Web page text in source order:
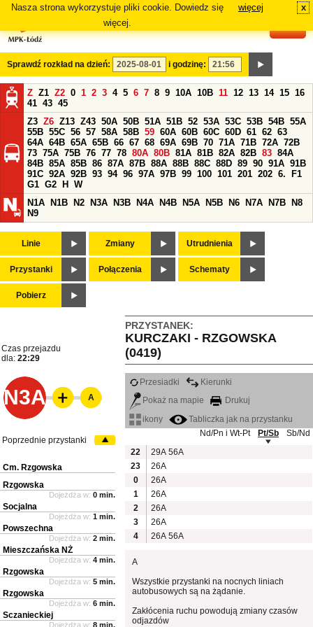
Nasza strona wykorzystuje pliki cookie. Dowiedz się
więcej.
więcej x
Sprawdź rozkład na dzień: i godzinę:
Z Z1 Z2 0 1 2 3 4 5 6 7 8 9 10A 10B 11 12 13 14 15 16
41 43 45
Z3 Z6 Z13 Z43 50A 50B 51A 51B 52 53A 53C 53B 54B 55A
55B 55C 56 57 58A 58B 59 60A 60B 60C 60D 61 62 63
64A 64B 65A 65B 66 67 68 69A 69B 70 71A 71B 72A 72B
73 75A 75B 76 77 78 80A 80B 81A 81B 82A 82B 83 84A
84B 85A 85B 86 87A 87B 88A 88B 88C 88D 89 90 91A 91B
91C 92A 92B 93 94 96 97A 97B 99 100 101 201 202 6.
F1
G1 G2 H
W
N1A
N1B N2 N3A N3B N4A N4B N5A N5B N6 N7A N7B
N8
N9
Linie Zmiany Utrudnienia
Przystanki Połączenia Schematy
Pobierz
PRZYSTANEK:
KURCZAKI - RZGOWSKA
(0419)
Czas przejazdu
dla: 22:29
N3A
Przesiadki
Kierunki
Pokaż na mapie
Drukuj
ikony
Tabliczka jak na przystanku
Nd/Pn i Wt-Pt
Pt/Sb
Sb/Nd
22
29A 56A
23
26A
0
26A
1
26A
2
26A
3
26A
4
26A 56A
A
Wszystkie przystanki na nocnych liniach
autobusowych są na żądanie.
Zakłócenia ruchu powodują zmiany czasów
odjazdów
A
Poprzednie przystanki
Cm. Rzgowska
Rzgowska
Dojeżdża w: 0 min.
Socjalna
Dojeżdża w: 1 min.
Powszechna
Dojeżdża w: 2 min.
Mieszczańska NŻ
Dojeżdża w: 4 min.
Rzgowska
Dojeżdża w: 5 min.
Rzgowska
Dojeżdża w: 6 min.
Sczanieckiej
Dojeżdża w: 8 min.